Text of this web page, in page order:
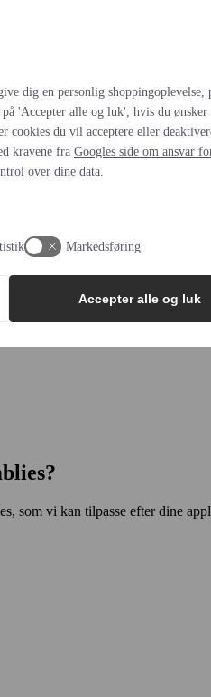
som vi kan tilpasse efter dine
dig en personlig shoppingoplevelse,
'Accepter alle og luk', hvis du ønsker
du vil acceptere eller
kravene fra Googles side om ansvar
over dine data.
Markedsføring
Accepter alle og luk